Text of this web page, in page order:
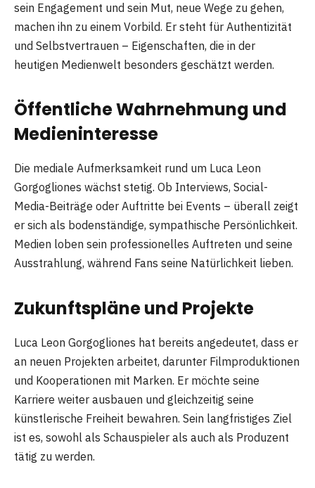
sein Engagement und sein Mut, neue Wege zu gehen,
machen ihn zu einem Vorbild. Er steht für Authentizität
und Selbstvertrauen – Eigenschaften, die in der
heutigen Medienwelt besonders geschätzt werden.
Öffentliche Wahrnehmung und
Medieninteresse
Die mediale Aufmerksamkeit rund um Luca Leon
Gorgogliones wächst stetig. Ob Interviews, Social-
Media-Beiträge oder Auftritte bei Events – überall zeigt
er sich als bodenständige, sympathische Persönlichkeit.
Medien loben sein professionelles Auftreten und seine
Ausstrahlung, während Fans seine Natürlichkeit lieben.
Zukunftspläne und Projekte
Luca Leon Gorgogliones hat bereits angedeutet, dass er
an neuen Projekten arbeitet, darunter Filmproduktionen
und Kooperationen mit Marken. Er möchte seine
Karriere weiter ausbauen und gleichzeitig seine
künstlerische Freiheit bewahren. Sein langfristiges Ziel
ist es, sowohl als Schauspieler als auch als Produzent
tätig zu werden.